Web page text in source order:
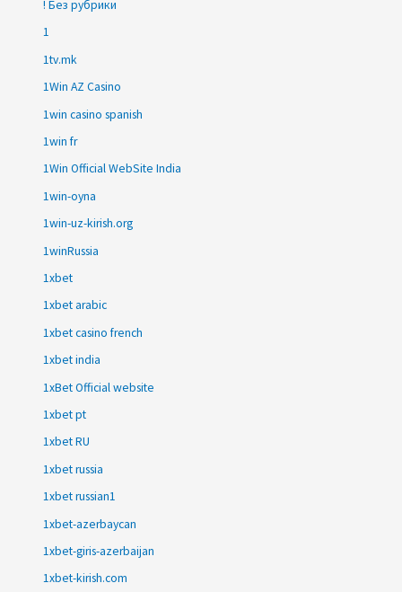
! Без рубрики
1
1tv.mk
1Win AZ Casino
1win casino spanish
1win fr
1Win Official WebSite India
1win-oyna
1win-uz-kirish.org
1winRussia
1xbet
1xbet arabic
1xbet casino french
1xbet india
1xBet Official website
1xbet pt
1xbet RU
1xbet russia
1xbet russian1
1xbet-azerbaycan
1xbet-giris-azerbaijan
1xbet-kirish.com